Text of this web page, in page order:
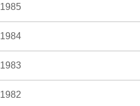
1985
1984
1983
1982